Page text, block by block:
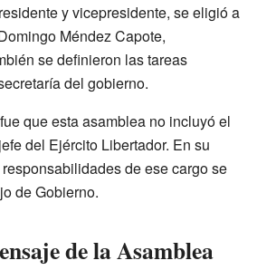
y vicepresidente, se eligió a
Méndez Capote,
se definieron las tareas
del gobierno.
que esta asamblea no incluyó el
del Ejército Libertador. En su
de ese cargo se
de Gobierno.
de la Asamblea